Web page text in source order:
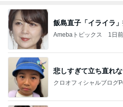
飯島直子「イライラ
Amebaトピックス 1日前
悲しすぎて立ち直れな
クロオフィシャルブログ